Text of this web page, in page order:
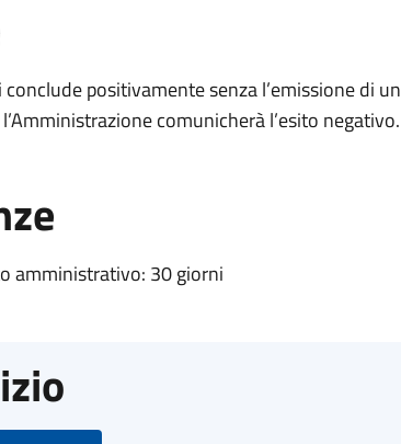
positivamente senza l’emissione di un
comunicherà l’esito negativo.
amministrativo: 30 giorni